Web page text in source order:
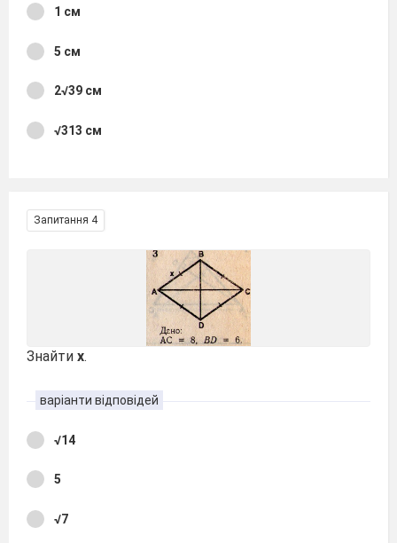
1 см
5 см
2√39 см
√313 см
Запитання 4
Знайти х.
варіанти відповідей
√14
5
√7